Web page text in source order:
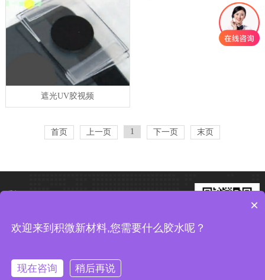
遮光UV胶视频
首页 上一页 1 下一页 末页
邮箱：649614928@qq.com
×
欢迎来到积微新材料,您需要什么胶水呢？
现在咨询
稍后再说